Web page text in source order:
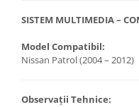
SISTEM MULTIMEDIA –
Model Compatibil:
Nissan Patrol (2004 – 2012)
Observații Tehnice: